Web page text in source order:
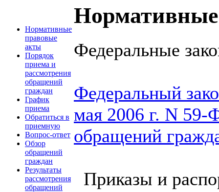
Нормативные
правовые
акты
Порядок
приема и
рассмотрения
обращений
граждан
График
приема
Обратиться в
приемную
Вопрос-ответ
Обзор
обращений
граждан
Результаты
рассмотрения
обращений
Федеральные
Федеральный
мая 2006 г. N 59-
обращений
Приказы и